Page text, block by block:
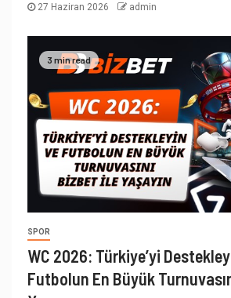
27 Haziran 2026 admin
3 min read
SPOR
WC 2026: Türkiye’yi
Futbolun En Büyük